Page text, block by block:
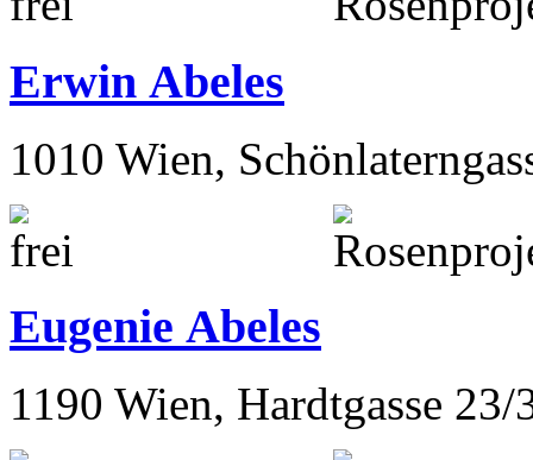
Erwin Abeles
1010 Wien,
Eugenie Abeles
1190 Wien, Hardtgasse 23/